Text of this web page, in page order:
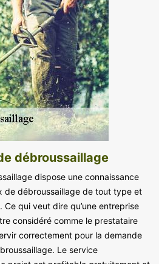
débroussaillage
dispose une connaissance
de débroussaillage de tout type et
qui veut dire qu’une entreprise
considéré comme le prestataire
correctement pour la demande
Le service